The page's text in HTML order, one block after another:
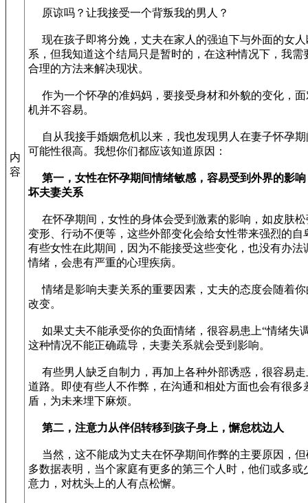
内
容
原谅吗？让我接受一个背叛我的男人？
现在孩子即将分娩，丈夫在家人的强迫下与外面的女人
系，但我知道这个结局只是暂时的，在这种情况下，我需
合理的方法来解决现状。
作为一个怀孕的准妈妈，要接受身材和外貌的变化，面
机并不容易。
自从我接手婚姻危机以来，我也发现男人在妻子怀孕期
可能性很高。我想你们都应该知道原因：
第一，女性在怀孕期间情绪敏感，容易受到外界的影
坏夫妻关系
在怀孕期间，女性的身体会受到激素的影响，如皮肤松
变形、行动不便等，这些外部变化会给女性带来强烈的自
有些女性在此期间，因为不能接受这些变化，也没有办法
情绪，会患有严重的心理疾病。
情绪是影响夫妻关系的重要因素，丈夫的态度会随着你
改变。
如果丈夫不能承受你的负面情绪，很容易患上“情绪失
这种情况不能正确疏导，夫妻关系就会受到影响。
有些男人缺乏自制力，再加上各种外部诱惑，很容易走
道路。即使有些人不作弊，在沟通和相处方面也会有很多
盾，为未来埋下麻烦。
第二，注意力从伴侣转移到孩子身上，懈怠枕边人
当然，这不能成为丈夫在怀孕期间作弊的主要原因，但
多数据表明，当个家庭有更多的第三个人时，他们或多或
意力，对枕头上的人有点松懈。